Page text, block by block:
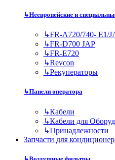
↳Неевропейские и
↳FR-A720/740- E1/
↳FR-D700 JAP
↳FR-E720
↳Revcon
↳Рекуператоры
↳Панели оператора
↳Кабели
↳Кабели для
↳Принадлежности
Запчасти для